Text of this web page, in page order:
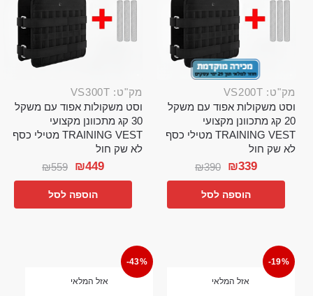
מק"ט: VS200T
וסט משקולות אפוד עם משקל
20 קג מתכוונן מקצועי
TRAINING VEST מטילי כסף
לא שק חול
₪390 ₪339
הוספה לסל
מק"ט: VS300T
וסט משקולות אפוד עם משקל
30 קג מתכוונן מקצועי
TRAINING VEST מטילי כסף
לא שק חול
₪559 ₪449
הוספה לסל
-19%
אזל המלאי
-43%
אזל המלאי